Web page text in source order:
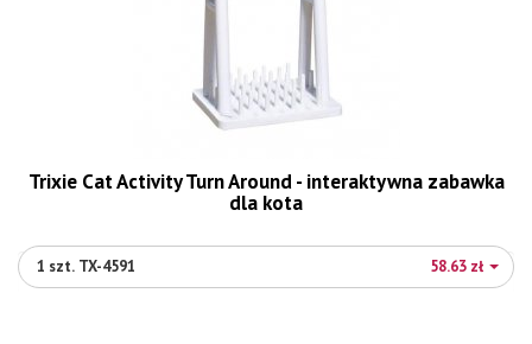
Trixie Cat Activity Turn Around - interaktywna zabawka
dla kota
1 szt. TX-4591 58.63 zł